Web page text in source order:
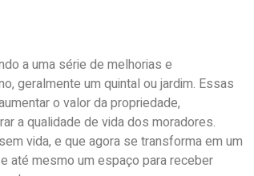
a uma série de melhorias e
geralmente um quintal ou jardim. Essas
o valor da propriedade,
a qualidade de vida dos moradores.
vida, e que agora se transforma em um
até mesmo um espaço para receber